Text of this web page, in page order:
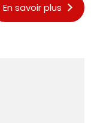
En savoir plus